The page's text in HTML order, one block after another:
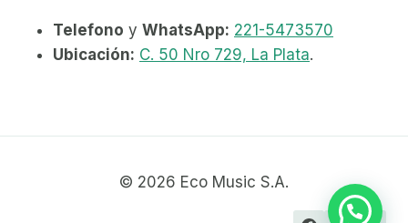
Telefono y WhatsApp: 221-5473570
Ubicación: C. 50 Nro 729, La Plata.
© 2026 Eco Music S.A.